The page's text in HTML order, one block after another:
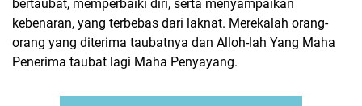
bertaubat, memperbaiki diri, serta menyampaikan
kebenaran, yang terbebas dari laknat. Merekalah orang-
orang yang diterima taubatnya dan Alloh-lah Yang Maha
Penerima taubat lagi Maha Penyayang.